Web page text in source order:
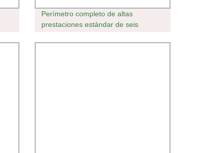
Perímetro completo de altas
prestaciones estándar de seis
Forma de exportación Envío plástico